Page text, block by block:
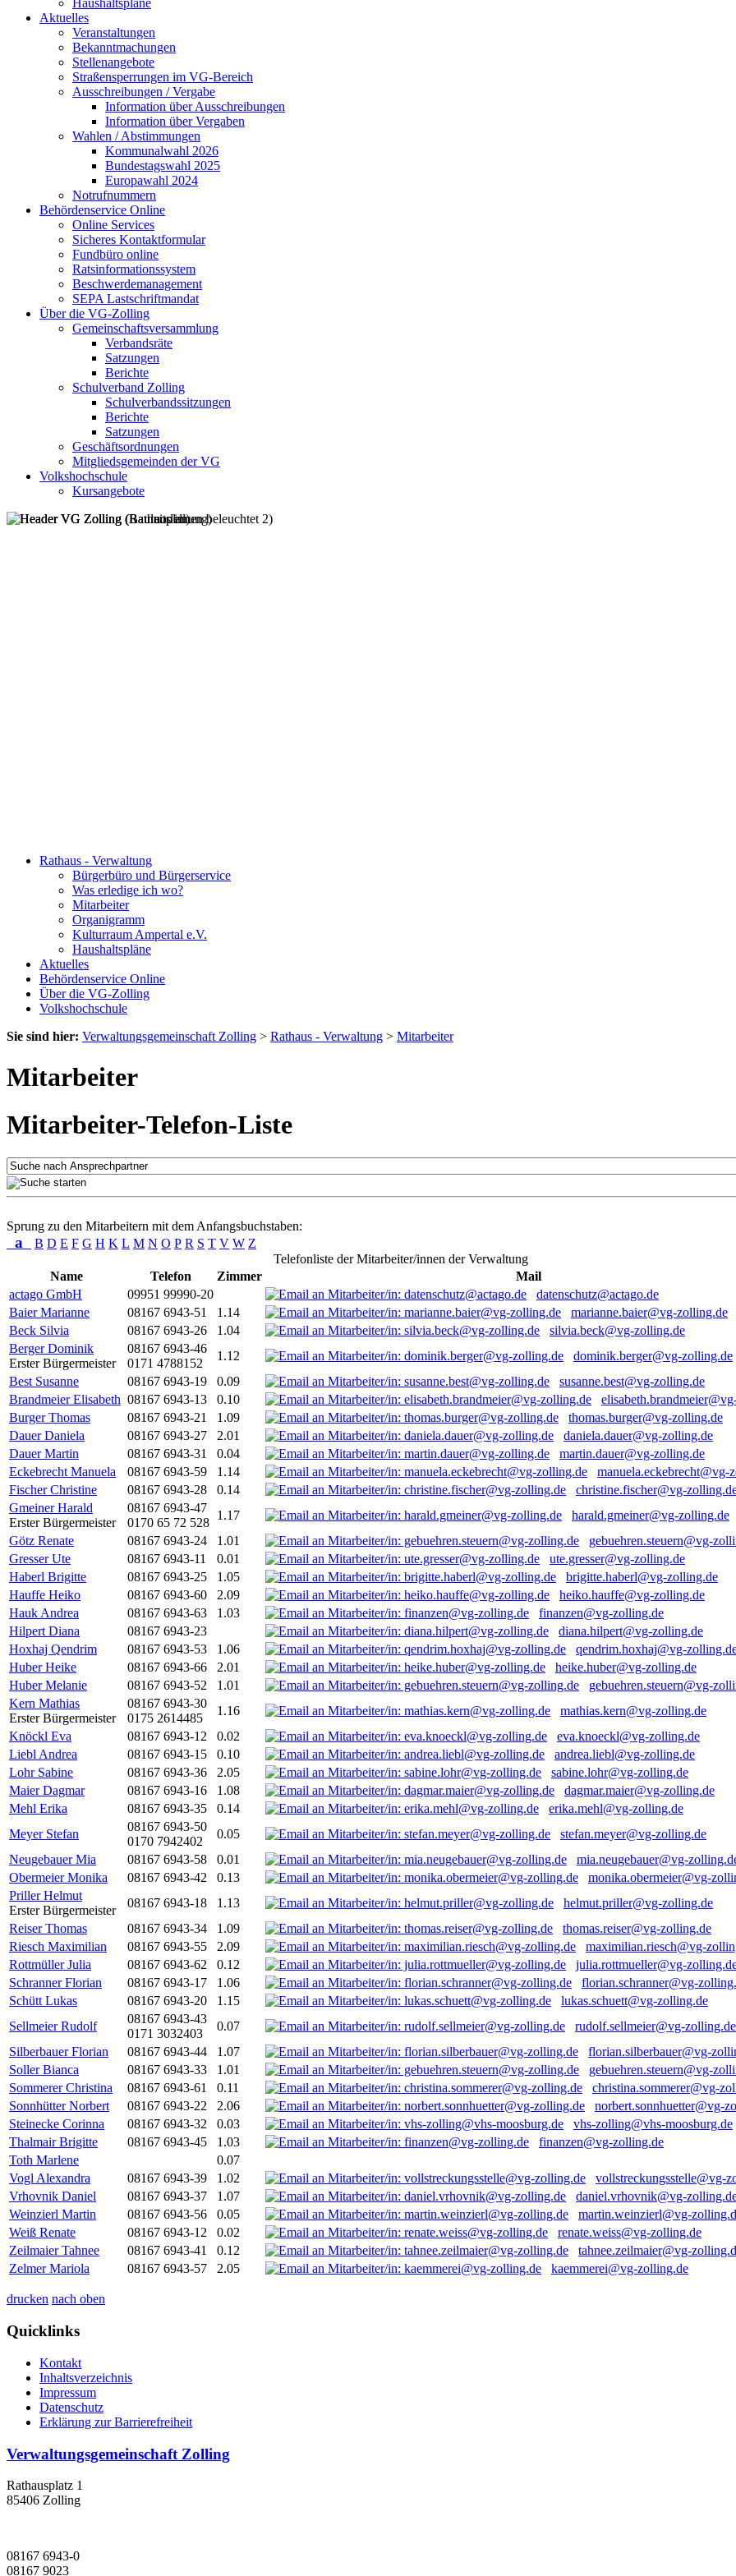
Haushaltspläne
Aktuelles
Veranstaltungen
Bekanntmachungen
Stellenangebote
Straßensperrungen im VG-Bereich
Ausschreibungen / Vergabe
Information über Ausschreibungen
Information über Vergaben
Wahlen / Abstimmungen
Kommunalwahl 2026
Bundestagswahl 2025
Europawahl 2024
Notrufnummern
Behördenservice Online
Online Services
Sicheres Kontaktformular
Fundbüro online
Ratsinformationssystem
Beschwerdemanagement
SEPA Lastschriftmandat
Über die VG-Zolling
Gemeinschaftsversammlung
Verbandsräte
Satzungen
Berichte
Schulverband Zolling
Schulverbandssitzungen
Berichte
Satzungen
Geschäftsordnungen
Mitgliedsgemeinden der VG
Volkshochschule
Kursangebote
Rathaus - Verwaltung
Bürgerbüro und Bürgerservice
Was erledige ich wo?
Mitarbeiter
Organigramm
Kulturraum Ampertal e.V.
Haushaltspläne
Aktuelles
Behördenservice Online
Über die VG-Zolling
Volkshochschule
Sie sind hier: Verwaltungsgemeinschaft Zolling > Rathaus - Verwaltung > Mitarbeiter
Mitarbeiter
Mitarbeiter-Telefon-Liste
Sprung zu den Mitarbeitern mit dem Anfangsbuchstaben:
a B D E F G H K L M N O P R S T V W Z
Telefonliste der Mitarbeiter/innen der Verwaltung
Name
Telefon Zimmer
Mail
actago GmbH
09951 99990-20
datenschutz@actago.de
Baier Marianne
08167 6943-51 1.14
marianne.baier@vg-zolling.de
Beck Silvia
08167 6943-26 1.04
silvia.beck@vg-zolling.de
Berger Dominik
Erster Bürgermeister
08167 6943-46
0171 4788152
1.12
dominik.berger@vg-zolling.de
Best Susanne
08167 6943-19 0.09
susanne.best@vg-zolling.de
Brandmeier Elisabeth 08167 6943-13 0.10
Burger Thomas
08167 6943-21 1.09
thomas.burger@vg-zolling.de
Dauer Daniela
08167 6943-27 2.01
daniela.dauer@vg-zolling.de
Dauer Martin
08167 6943-31 0.04
martin.dauer@vg-zolling.de
Eckebrecht Manuela
08167 6943-59 1.14
manuela.eckebrecht@vg-
Fischer Christine
08167 6943-28 0.14
christine.fischer@vg-
Gmeiner Harald
Erster Bürgermeister
08167 6943-47
0170 65 72 528
1.17
harald.gmeiner@vg-zolling.de
Götz Renate
08167 6943-24 1.01
gebuehren.steuern@vg-
Gresser Ute
08167 6943-11 0.01
ute.gresser@vg-zolling.de
Haberl Brigitte
08167 6943-25 1.05
brigitte.haberl@vg-zolling.de
Hauffe Heiko
08167 6943-60 2.09
heiko.hauffe@vg-zolling.de
Hauk Andrea
08167 6943-63 1.03
finanzen@vg-zolling.de
Hilpert Diana
08167 6943-23
diana.hilpert@vg-zolling.de
Hoxhaj Qendrim
08167 6943-53 1.06
qendrim.hoxhaj@vg-
Huber Heike
08167 6943-66 2.01
heike.huber@vg-zolling.de
Huber Melanie
08167 6943-52 1.01
gebuehren.steuern@vg-
Kern Mathias
Erster Bürgermeister
08167 6943-30
0175 2614485
1.16
mathias.kern@vg-zolling.de
Knöckl Eva
08167 6943-12 0.02
eva.knoeckl@vg-zolling.de
Liebl Andrea
08167 6943-15 0.10
andrea.liebl@vg-zolling.de
Lohr Sabine
08167 6943-36 2.05
sabine.lohr@vg-zolling.de
Maier Dagmar
08167 6943-16 1.08
dagmar.maier@vg-zolling.de
Mehl Erika
08167 6943-35 0.14
erika.mehl@vg-zolling.de
Meyer Stefan
08167 6943-50
0170 7942402
0.05
stefan.meyer@vg-zolling.de
Neugebauer Mia
08167 6943-58 0.01
mia.neugebauer@vg-
Obermeier Monika
08167 6943-42 0.13
monika.obermeier@vg-
Priller Helmut
Erster Bürgermeister
08167 6943-18 1.13
helmut.priller@vg-zolling.de
Reiser Thomas
08167 6943-34 1.09
thomas.reiser@vg-zolling.de
Riesch Maximilian
08167 6943-55 2.09
maximilian.riesch@vg-
Rottmüller Julia
08167 6943-62 0.12
julia.rottmueller@vg-
Schranner Florian
08167 6943-17 1.06
florian.schranner@vg-
Schütt Lukas
08167 6943-20 1.15
lukas.schuett@vg-zolling.de
Sellmeier Rudolf
08167 6943-43
0171 3032403
0.07
rudolf.sellmeier@vg-zolling.de
Silberbauer Florian
08167 6943-44 1.07
florian.silberbauer@vg-
Soller Bianca
08167 6943-33 1.01
gebuehren.steuern@vg-
Sommerer Christina
08167 6943-61 0.11
christina.sommerer@vg-
Sonnhütter Norbert
08167 6943-22 2.06
norbert.sonnhuetter@vg-
Steinecke Corinna
08167 6943-32 0.03
vhs-zolling@vhs-moosburg.de
Thalmair Brigitte
08167 6943-45 1.03
finanzen@vg-zolling.de
Toth Marlene
0.07
Vogl Alexandra
08167 6943-39 1.02
vollstreckungsstelle@vg-
Vrhovnik Daniel
08167 6943-37 1.07
daniel.vrhovnik@vg-
Weinzierl Martin
08167 6943-56 0.05
martin.weinzierl@vg-
Weiß Renate
08167 6943-12 0.02
renate.weiss@vg-zolling.de
Zeilmaier Tahnee
08167 6943-41 0.12
tahnee.zeilmaier@vg-
Zelmer Mariola
08167 6943-57 2.05 kaemmerei@vg-zolling.de
drucken nach oben
Quicklinks
Kontakt
Inhaltsverzeichnis
Impressum
Datenschutz
Erklärung zur Barrierefreiheit
Verwaltungsgemeinschaft Zolling
Rathausplatz 1
85406 Zolling
08167 6943-0
08167 9023